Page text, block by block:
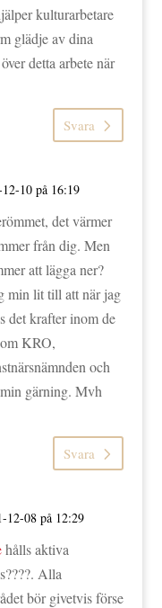
kulturarbetare
glädje av dina
detta arbete när
Svara
10 på 16:19
det värmer
från dig. Men
att lägga ner?
min lit till att när jag
det krafter inom de
KRO,
och
gärning. Mvh
Svara
12-08 på 12:29
hålls aktiva
Alla
bör givetvis förse